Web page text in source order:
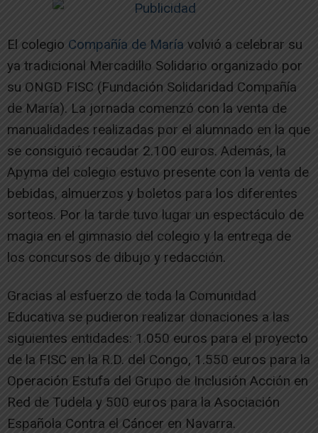
El colegio Compañía de María volvió a celebrar su
ya tradicional Mercadillo Solidario organizado por
su ONGD FISC (Fundación Solidaridad Compañía
de María). La jornada comenzó con la venta de
manualidades realizadas por el alumnado en la que
se consiguió recaudar 2.100 euros. Además, la
Apyma del colegio estuvo presente con la venta de
bebidas, almuerzos y boletos para los diferentes
sorteos. Por la tarde tuvo lugar un espectáculo de
magia en el gimnasio del colegio y la entrega de
los concursos de dibujo y redacción.
Gracias al esfuerzo de toda la Comunidad
Educativa se pudieron realizar donaciones a las
siguientes entidades: 1.050 euros para el proyecto
de la FISC en la R.D. del Congo, 1.550 euros para la
Operación Estufa del Grupo de Inclusión Acción en
Red de Tudela y 500 euros para la Asociación
Española Contra el Cáncer en Navarra.